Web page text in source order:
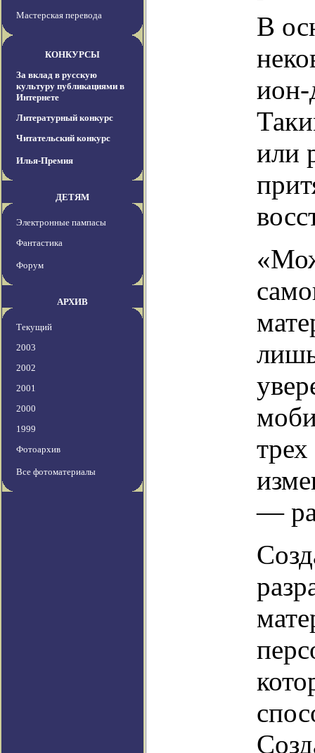
Мастерская перевода
КОНКУРСЫ
За вклад в русскую
культуру публикациями в
Интернете
Литературный конкурс
Читательский конкурс
Илья-Премия
ДЕТЯМ
Электронные пампасы
Фантастика
Форум
АРХИВ
Текущий
2003
2002
2001
2000
1999
Фотоархив
Все фотоматериалы
В
ион-
или
—